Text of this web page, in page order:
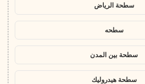
سطحة الرياض
سطحه
سطحة بين المدن
سطحة هيدروليك